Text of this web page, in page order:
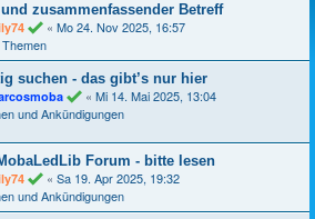
zusammenfassender Betreff
« Mo 24. Nov 2025, 16:57
suchen - das gibt’s nur hier
« Mi 14. Mai 2025, 13:04
und Ankündigungen
Forum - bitte lesen
« Sa 19. Apr 2025, 19:32
und Ankündigungen